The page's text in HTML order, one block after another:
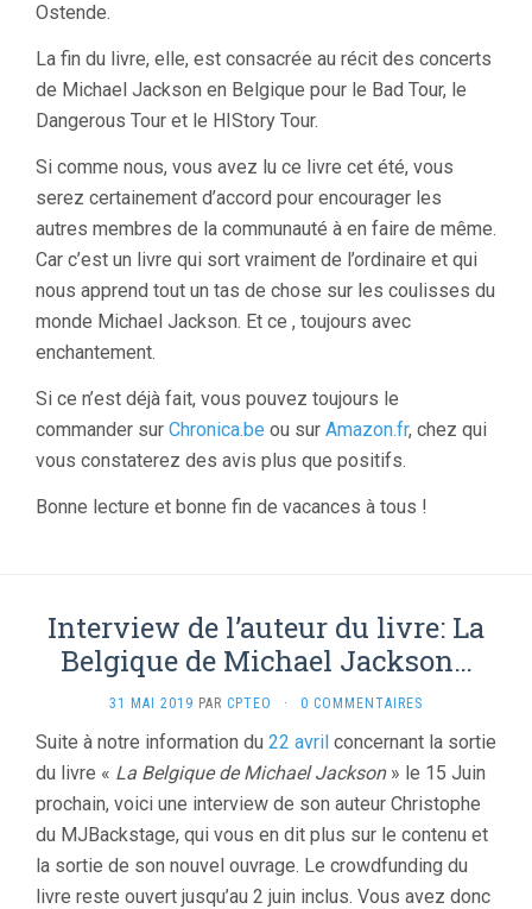
Ostende.
La fin du livre, elle, est consacrée au récit des concerts
de Michael Jackson en Belgique pour le Bad Tour, le
Dangerous Tour et le HIStory Tour.
Si comme nous, vous avez lu ce livre cet été, vous
serez certainement d’accord pour encourager les
autres membres de la communauté à en faire de même.
Car c’est un livre qui sort vraiment de l’ordinaire et qui
nous apprend tout un tas de chose sur les coulisses du
monde Michael Jackson. Et ce , toujours avec
enchantement.
Si ce n’est déjà fait, vous pouvez toujours le
commander sur Chronica.be ou sur Amazon.fr, chez qui
vous constaterez des avis plus que positifs.
Bonne lecture et bonne fin de vacances à tous !
Interview de l’auteur du livre: La
Belgique de Michael Jackson…
31 MAI 2019 PAR CPTEO · 0 COMMENTAIRES
Suite à notre information du 22 avril concernant la sortie
du livre « La Belgique de Michael Jackson» le 15 Juin
prochain, voici une interview de son auteur Christophe
du MJBackstage, qui vous en dit plus sur le contenu et
la sortie de son nouvel ouvrage. Le crowdfunding du
livre reste ouvert jusqu’au 2 juin inclus. Vous avez donc